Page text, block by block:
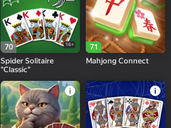
70 16+
Spider Solitaire
"Classic"
71
Mahjong Connect